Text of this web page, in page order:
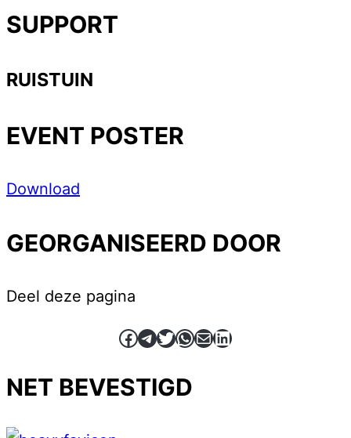
SUPPORT
RUISTUIN
EVENT POSTER
Download
GEORGANISEERD DOOR
Deel deze pagina
Facebook
Telegram
Twitter
WhatsApp
E-mailLinkedIn
NET BEVESTIGD